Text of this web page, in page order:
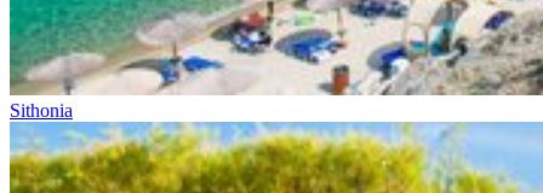
Sithonia